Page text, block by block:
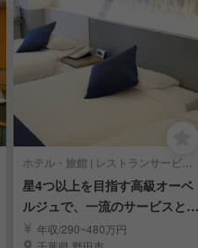
ホテル・旅館 | レストランサービス・ホールスタッフ
星4つ以上を目指す高級オーベ
ルジュで、一流のサービスと技
術を磨こう
年収/290~480万円